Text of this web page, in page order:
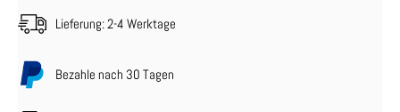
Lieferung: 2-4 Werktage
Bezahle nach 30 Tagen